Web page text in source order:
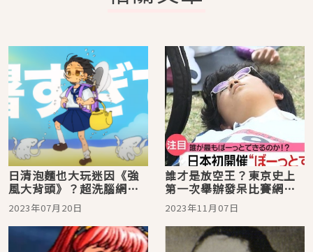
日清泡麵也大玩迷因《強
風大背頭》？超洗腦網民
笑翻
2023年07月20日
誰才是放空王？東京史上
第一次舉辦發呆比賽網民
全笑翻
2023年11月07日